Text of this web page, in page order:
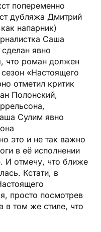
попеременно
дубляжа Дмитрий
напарник)
Саша
явно
что роман должен
«Настоящего
отметил критик
Полонский,
Сулим явно
это и не так важно
в её исполнении
И отмечу, что ближе
Кстати, в
просто посмотрев
в том же стиле, что